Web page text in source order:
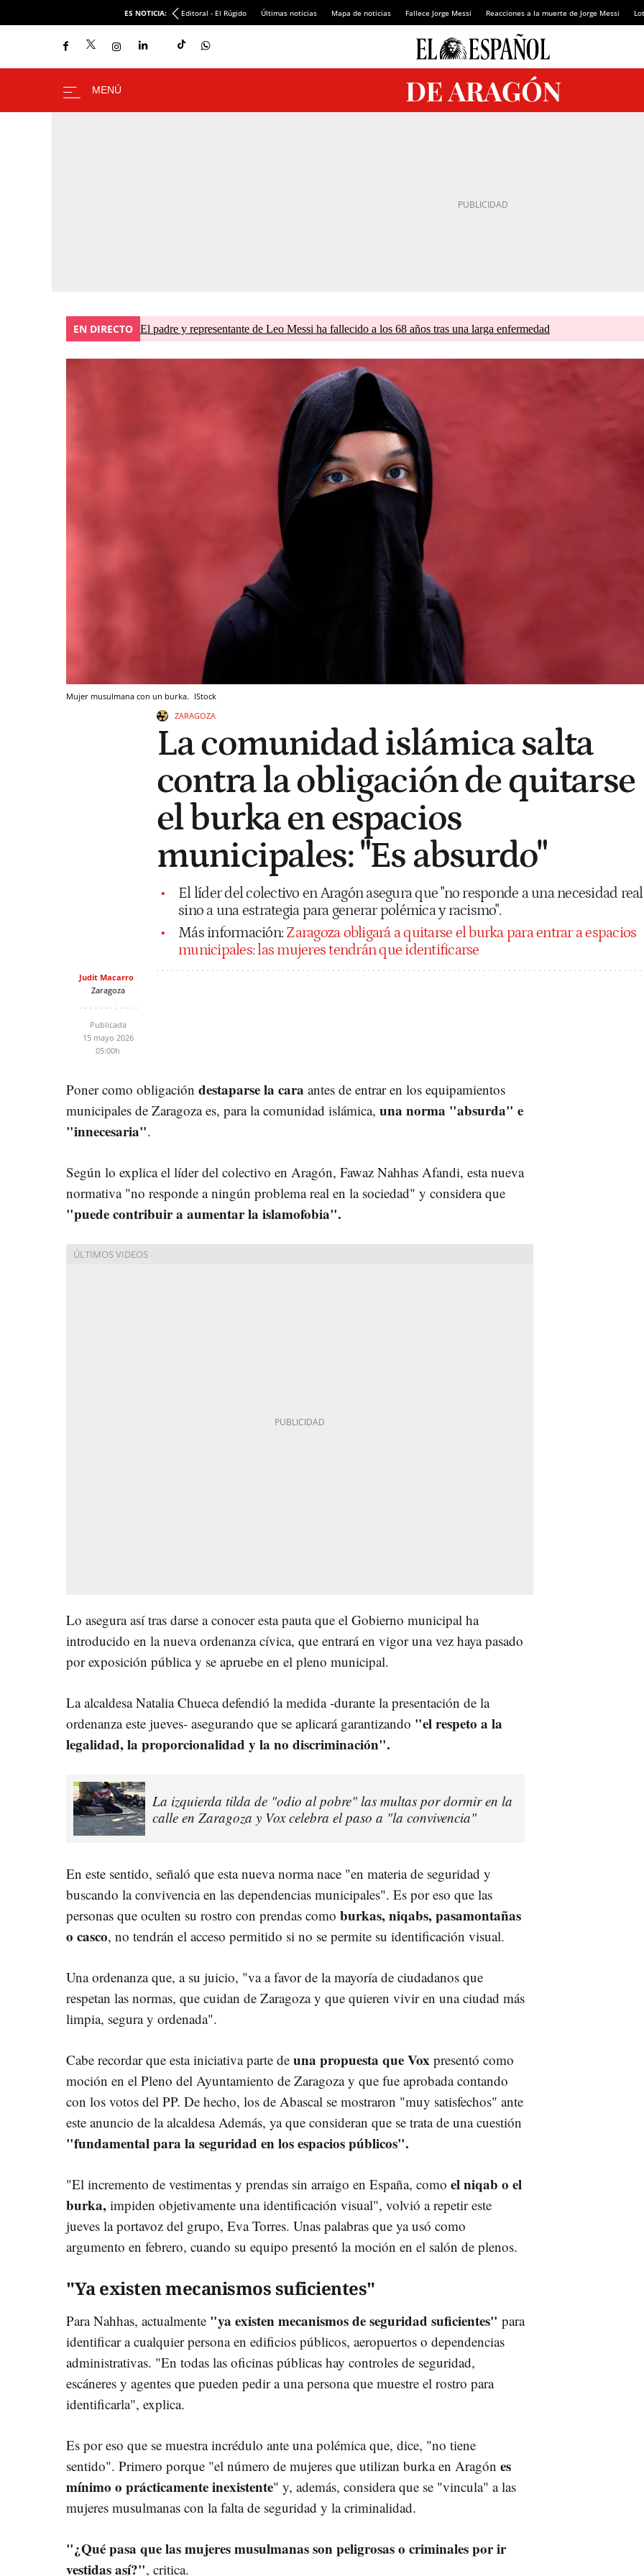
ES NOTICIA: Editoral - El Rúgido Últimas noticias Mapa de noticias Fallece Jorge Messi Reacciones a la muerte de Jorge Messi
EN DIRECTO El padre y representante de Leo Messi ha fallecido a los 68 años tras una larga enfermedad
Mujer musulmana con un burka. IStock
ZARAGOZA
La comunidad islámica salta
contra la obligación de quitarse
el burka en espacios
municipales: "Es absurdo"
El líder del colectivo en Aragón asegura que "no responde a una necesidad
sino a una estrategia para generar polémica y racismo".
Más información: Zaragoza obligará a quitarse el burka para entrar a espacios
municipales: las mujeres tendrán que identificarse
Judit Macarro
Zaragoza
Publicada
15 mayo 2026
05:00h
Poner como obligación destaparse la cara antes de entrar en los equipamientos
municipales de Zaragoza es, para la comunidad islámica, una norma "absurda" e
"innecesaria".
Según lo explica el líder del colectivo en Aragón, Fawaz Nahhas Afandi, esta nueva
normativa "no responde a ningún problema real en la sociedad" y considera que
"puede contribuir a aumentar la islamofobia".
Lo asegura así tras darse a conocer esta pauta que el Gobierno municipal ha
introducido en la nueva ordenanza cívica, que entrará en vigor una vez haya pasado
por exposición pública y se apruebe en el pleno municipal.
La alcaldesa Natalia Chueca defendió la medida -durante la presentación de la
ordenanza este jueves- asegurando que se aplicará garantizando "el respeto a la
legalidad, la proporcionalidad y la no discriminación".
La izquierda tilda de "odio al pobre" las multas por dormir en la
calle en Zaragoza y Vox celebra el paso a "la convivencia"
En este sentido, señaló que esta nueva norma nace "en materia de seguridad y
buscando la convivencia en las dependencias municipales". Es por eso que las
personas que oculten su rostro con prendas como burkas, niqabs, pasamontañas
o casco, no tendrán el acceso permitido si no se permite su identificación visual.
Una ordenanza que, a su juicio, "va a favor de la mayoría de ciudadanos que
respetan las normas, que cuidan de Zaragoza y que quieren vivir en una ciudad más
limpia, segura y ordenada".
Cabe recordar que esta iniciativa parte de una propuesta que Vox presentó como
moción en el Pleno del Ayuntamiento de Zaragoza y que fue aprobada contando
con los votos del PP. De hecho, los de Abascal se mostraron "muy satisfechos" ante
este anuncio de la alcaldesa Además, ya que consideran que se trata de una cuestión
"fundamental para la seguridad en los espacios públicos".
"El incremento de vestimentas y prendas sin arraigo en España, como el niqab o el
burka, impiden objetivamente una identificación visual", volvió a repetir este
jueves la portavoz del grupo, Eva Torres. Unas palabras que ya usó como
argumento en febrero, cuando su equipo presentó la moción en el salón de plenos.
"Ya existen mecanismos suficientes"
Para Nahhas, actualmente "ya existen mecanismos de seguridad suficientes" para
identificar a cualquier persona en edificios públicos, aeropuertos o dependencias
administrativas. "En todas las oficinas públicas hay controles de seguridad,
escáneres y agentes que pueden pedir a una persona que muestre el rostro para
identificarla", explica.
Es por eso que se muestra incrédulo ante una polémica que, dice, "no tiene
sentido". Primero porque "el número de mujeres que utilizan burka en Aragón es
mínimo o prácticamente inexistente" y, además, considera que se "vincula" a las
mujeres musulmanas con la falta de seguridad y la criminalidad.
"¿Qué pasa que las mujeres musulmanas son peligrosas o criminales por ir
vestidas así?", critica.